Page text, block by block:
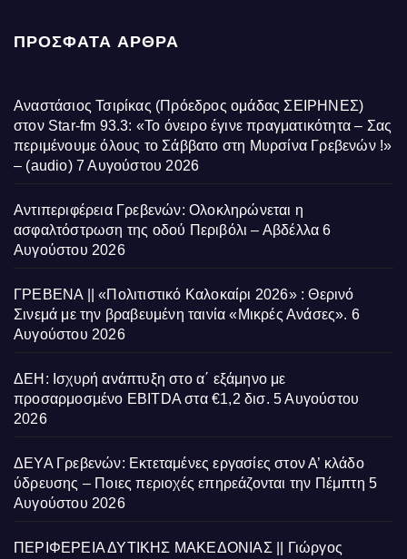
ΠΡΌΣΦΑΤΑ ΆΡΘΡΑ
Αναστάσιος Τσιρίκας (Πρόεδρος ομάδας ΣΕΙΡΗΝΕΣ)
στον Star-fm 93.3: «Το όνειρο έγινε πραγματικότητα – Σας
περιμένουμε όλους το Σάββατο στη Μυρσίνα Γρεβενών !»
– (audio) 7 Αυγούστου 2026
Αντιπεριφέρεια Γρεβενών: Ολοκληρώνεται η
ασφαλτόστρωση της οδού Περιβόλι – Αβδέλλα 6
Αυγούστου 2026
ΓΡΕΒΕΝΑ || «Πολιτιστικό Καλοκαίρι 2026» : Θερινό
Σινεμά με την βραβευμένη ταινία «Μικρές Ανάσες». 6
Αυγούστου 2026
ΔΕΗ: Ισχυρή ανάπτυξη στο α΄ εξάμηνο με
προσαρμοσμένο EBITDA στα €1,2 δισ. 5 Αυγούστου
2026
ΔΕΥΑ Γρεβενών: Εκτεταμένες εργασίες στον Α’ κλάδο
ύδρευσης – Ποιες περιοχές επηρεάζονται την Πέμπτη 5
Αυγούστου 2026
ΠΕΡΙΦΕΡΕΙΑ ΔΥΤΙΚΗΣ ΜΑΚΕΔΟΝΙΑΣ || Γιώργος